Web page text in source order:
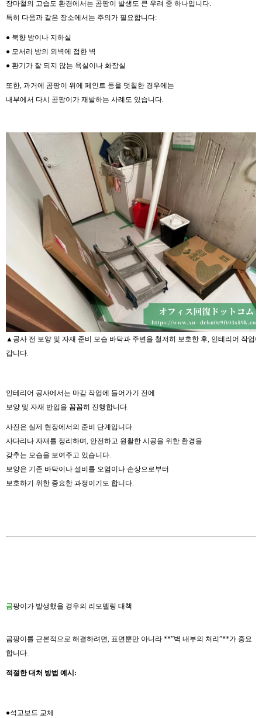
장마철의 고습도 환경에서는 곰팡이 발생도 큰 우려 중 하나입니다.
특히 다음과 같은 장소에서는 주의가 필요합니다:
● 북향 방이나 지하실
● 모서리 방의 외벽에 접한 벽
● 환기가 잘 되지 않는 욕실이나 화장실
또한, 과거에 곰팡이 위에 페인트 등을 덧칠한 경우에는
내부에서 다시 곰팡이가 재발하는 사례도 있습니다.
▲공사 전 보양 및 자재 준비 모습 바닥과 주변을 철저히 보호한 후, 인테리어 작업
갑니다.
인테리어 공사에서는 마감 작업에 들어가기 전에
보양 및 자재 반입을 꼼꼼히 진행합니다.
사진은 실제 현장에서의 준비 단계입니다.
사다리나 자재를 정리하며, 안전하고 원활한 시공을 위한 환경을
갖추는 모습을 보여주고 있습니다.
보양은 기존 바닥이나 설비를 오염이나 손상으로부터
보호하기 위한 중요한 과정이기도 합니다.
곰팡이가 발생했을 경우의 리모델링 대책
곰팡이를 근본적으로 해결하려면, 표면뿐만 아니라 **”벽 내부의 처리”**가 중요
합니다.
적절한 대처 방법 예시:
●석고보드 교체